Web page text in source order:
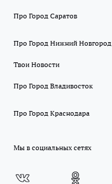
Про Город Саратов
Про Город Нижний Новгород
Твои Новости
Про Город Владивосток
Про Город Краснодара
Мы в социальных сетях